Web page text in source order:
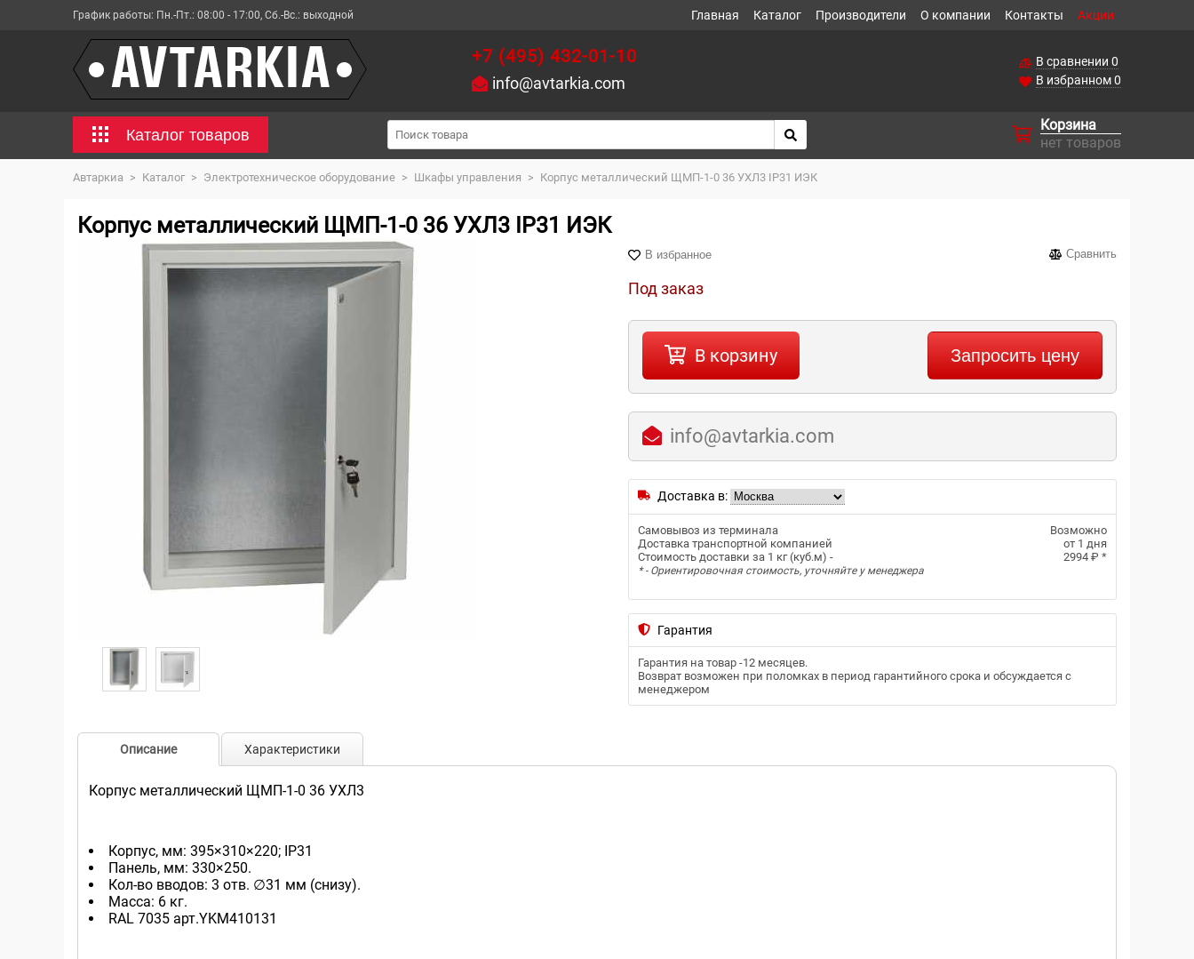
График работы: Пн.-Пт.: 08:00 - 17:00, Сб.-Вс.: выходной Главная Каталог Производители О компании Контакты Акции
+7 (495) 432-01-10
info@avtarkia.com
В сравнении 0
В избранном0
Каталог товаров
Корзина
нет товаров
Автаркиа > Каталог > Электротехническое оборудование > Шкафы управления > Корпус металлический ЩМП-1-0 36 УХЛ3 IP31 ИЭК
Корпус металлический ЩМП-1-0 36 УХЛ3 IP31 ИЭК
В избранное Сравнить
Под заказ
В корзину Запросить цену
info@avtarkia.com
Доставка в:
Самовывоз из терминала
Возможно
Доставка транспортной компанией
от 1 дня
Стоимость доставки за 1 кг (куб.м) -
2994 ₽ *
* - Ориентировочная стоимость, уточняйте у менеджера
Гарантия
Гарантия на товар -12 месяцев.
Возврат возможен при поломках в период гарантийного срока и обсуждается с
менеджером
Описание Характеристики
Корпус металлический ЩМП-1-0 36 УХЛ3
Корпус, мм: 395×310×220; IP31
Панель, мм: 330×250.
Кол-во вводов: 3 отв. ∅31 мм (снизу).
Масса: 6 кг.
RAL 7035 арт.YKM410131